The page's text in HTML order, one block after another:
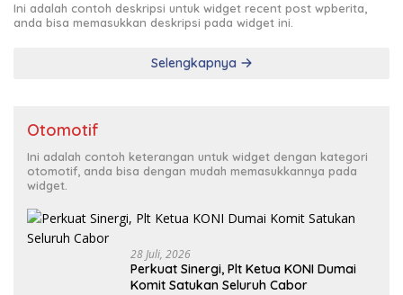
Ini adalah contoh deskripsi untuk widget recent post wpberita,
anda bisa memasukkan deskripsi pada widget ini.
Selengkapnya
Otomotif
Ini adalah contoh keterangan untuk widget dengan kategori
otomotif, anda bisa dengan mudah memasukkannya pada
widget.
28 Juli, 2026
Perkuat Sinergi, Plt Ketua KONI Dumai
Komit Satukan Seluruh Cabor